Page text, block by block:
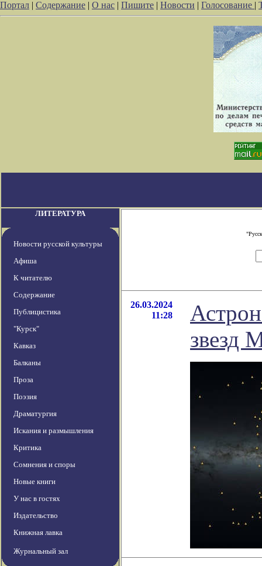
Портал | Содержание | О нас | Пишите | Новости | Голосование |
ЛИТЕРАТУРА
Новости русской культуры
Афиша
К читателю
Содержание
Публицистика
"Курск"
Кавказ
Балканы
Проза
Поэзия
Драматургия
Искания и размышления
Критика
Сомнения и споры
Новые книги
У нас в гостях
Издательство
Книжная лавка
Журнальный зал
26.03.2024
11:28
звезд